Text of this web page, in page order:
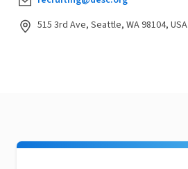
515 3rd Ave, Seattle, WA 98104, USA